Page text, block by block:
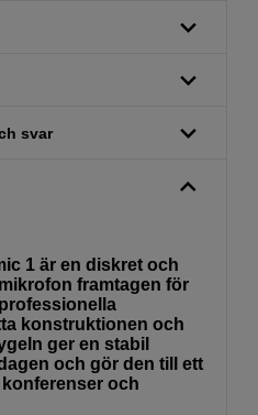
svar
1 är en diskret och
framtagen för
konstruktionen och
ger en stabil
och gör den till ett
och